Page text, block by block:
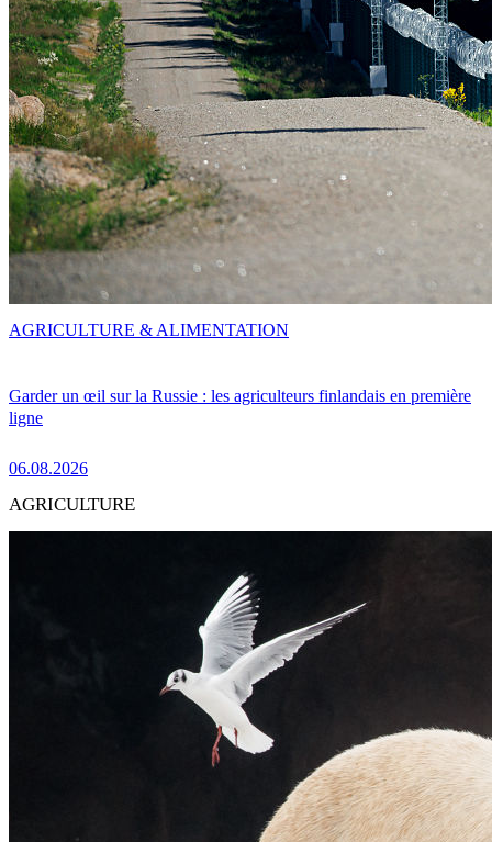
Garder un œil sur la Russie : les agriculteurs finlandais en première
ligne
06.08.2026
AGRICULTURE & ALIMENTATION
AGRICULTURE